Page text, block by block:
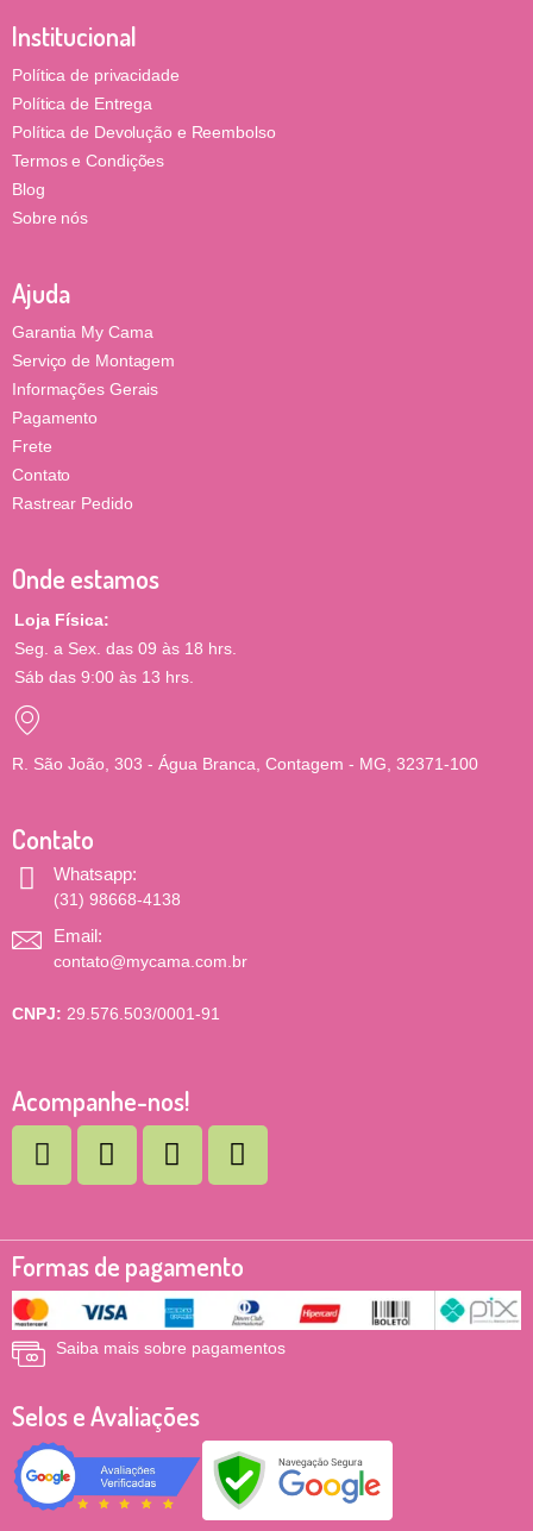
Institucional
Política de privacidade
Política de Entrega
Política de Devolução e Reembolso
Termos e Condições
Blog
Sobre nós
Ajuda
Garantia My Cama
Serviço de Montagem
Informações Gerais
Pagamento
Frete
Contato
Rastrear Pedido
Onde estamos
Loja Física:
Seg. a Sex. das 09 às 18 hrs.
Sáb das 9:00 às 13 hrs.
R. São João, 303 - Água Branca, Contagem - MG, 32371-100
Contato
Whatsapp:
(31) 98668-4138
Email:
contato@mycama.com.br
CNPJ: 29.576.503/0001-91
Acompanhe-nos!
Formas de pagamento
Saiba mais sobre pagamentos
Selos e Avaliações